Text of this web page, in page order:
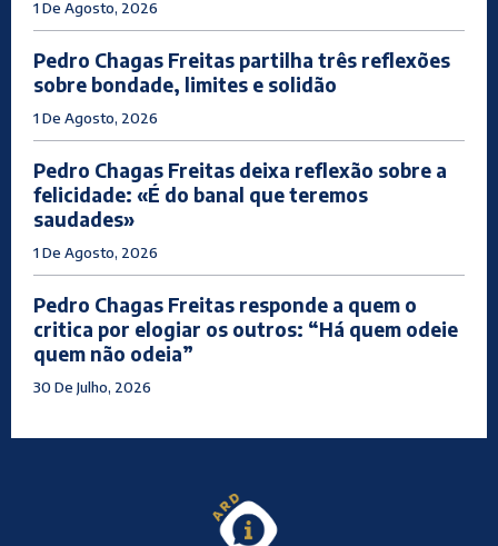
1 De Agosto, 2026
Pedro Chagas Freitas partilha três reflexões
sobre bondade, limites e solidão
1 De Agosto, 2026
Pedro Chagas Freitas deixa reflexão sobre a
felicidade: «É do banal que teremos
saudades»
1 De Agosto, 2026
Pedro Chagas Freitas responde a quem o
critica por elogiar os outros: “Há quem odeie
quem não odeia”
30 De Julho, 2026